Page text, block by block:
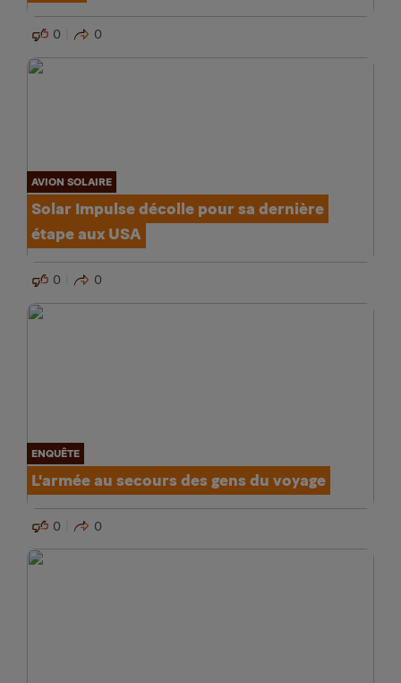
0 0
AVION SOLAIRE
Solar Impulse décolle pour sa dernière
étape aux USA
0 0
ENQUÊTE
L'armée au secours des gens du voyage
0 0